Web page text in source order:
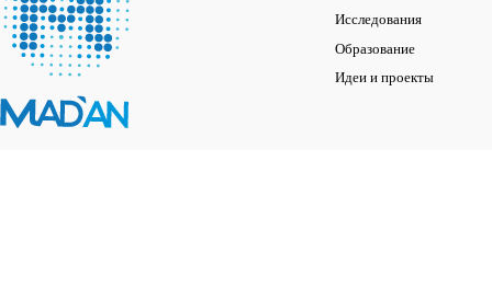
Исследования
Образование
Идеи и проекты